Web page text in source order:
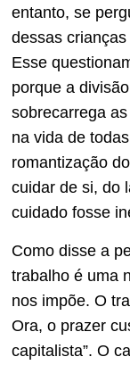
entanto, se
dessas
Esse
porque a
sobrecarrega
na vida de
romantização
cuidar de si, do
cuidado fosse
Como disse a
trabalho é uma
nos impõe. O
Ora, o prazer
capitalista”. O